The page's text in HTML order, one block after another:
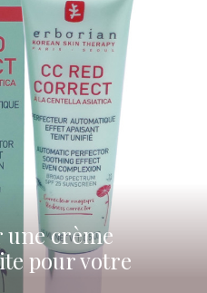
crème
pour votre